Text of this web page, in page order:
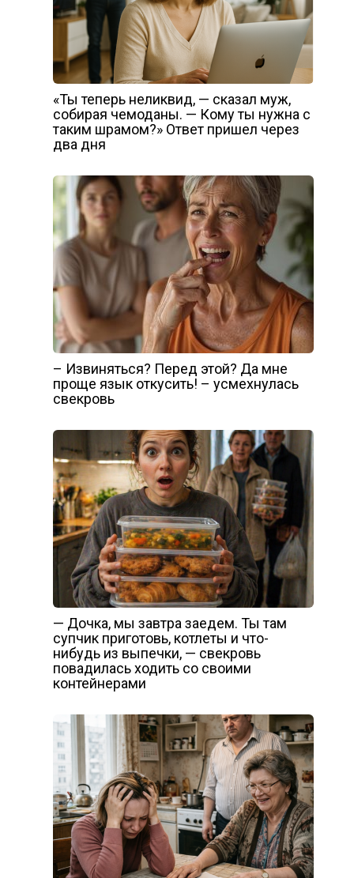
«Ты теперь неликвид, — сказал муж,
собирая чемоданы. — Кому ты нужна с
таким шрамом?» Ответ пришел через
два дня
– Извиняться? Перед этой? Да мне
проще язык откусить! – усмехнулась
свекровь
— Дочка, мы завтра заедем. Ты там
супчик приготовь, котлеты и что-
нибудь из выпечки, — свекровь
повадилась ходить со своими
контейнерами